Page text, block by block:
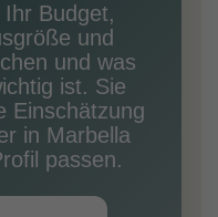
Budget,
und
und was
ist. Sie
Einschätzung
in Marbella
passen.